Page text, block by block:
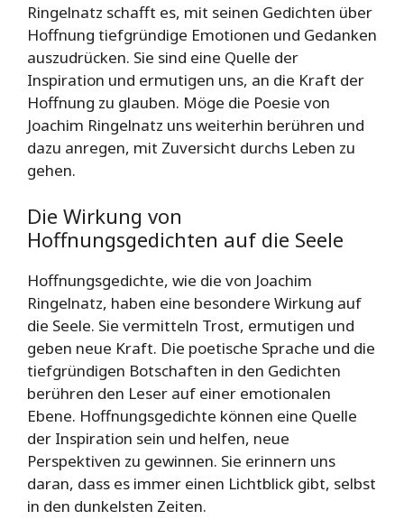
Ringelnatz schafft es, mit seinen Gedichten über
Hoffnung tiefgründige Emotionen und Gedanken
auszudrücken. Sie sind eine Quelle der
Inspiration und ermutigen uns, an die Kraft der
Hoffnung zu glauben. Möge die Poesie von
Joachim Ringelnatz uns weiterhin berühren und
dazu anregen, mit Zuversicht durchs Leben zu
gehen.
Die Wirkung von
Hoffnungsgedichten auf die Seele
Hoffnungsgedichte, wie die von Joachim
Ringelnatz, haben eine besondere Wirkung auf
die Seele. Sie vermitteln Trost, ermutigen und
geben neue Kraft. Die poetische Sprache und die
tiefgründigen Botschaften in den Gedichten
berühren den Leser auf einer emotionalen
Ebene. Hoffnungsgedichte können eine Quelle
der Inspiration sein und helfen, neue
Perspektiven zu gewinnen. Sie erinnern uns
daran, dass es immer einen Lichtblick gibt, selbst
in den dunkelsten Zeiten.